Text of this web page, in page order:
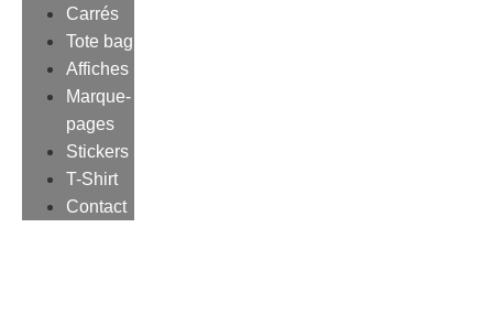
Carrés
Tote bag
Affiches
Marque-
pages
Stickers
T-Shirt
Contact